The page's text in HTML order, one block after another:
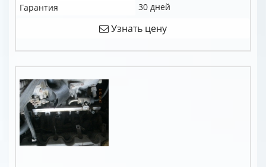
Гарантия
30 дней
Узнать цену